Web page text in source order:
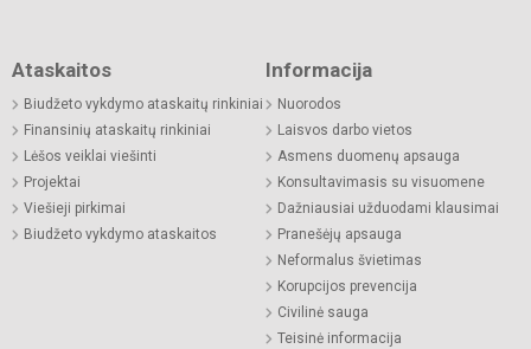
Ataskaitos
Biudžeto vykdymo ataskaitų rinkiniai
Finansinių ataskaitų rinkiniai
Lėšos veiklai viešinti
Projektai
Viešieji pirkimai
Biudžeto vykdymo ataskaitos
Informacija
Nuorodos
Laisvos darbo vietos
Asmens duomenų apsauga
Konsultavimasis su visuomene
Dažniausiai užduodami klausimai
Pranešėjų apsauga
Neformalus švietimas
Korupcijos prevencija
Civilinė sauga
Teisinė informacija